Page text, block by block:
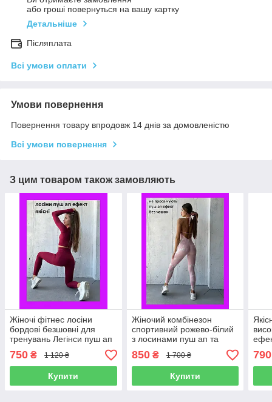
або гроші повернуться на вашу картку
Детальніше
Післяплата
Всі умови оплати
Умови повернення
Повернення товару впродовж 14 днів за домовленістю
Всі умови повернення
З цим товаром також замовляють
Жіночі фітнес лосіни
бордові безшовні для
тренувань Легінси пуш ап
високою талією
750 ₴ 1 120 ₴
Купити
Жіночий комбінезон
спортивний рожево-білий
з лосинами пуш ап та
фітнесу та тренувань
850₴ 1 700 ₴
Купити
790